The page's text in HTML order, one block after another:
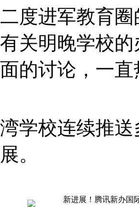
度进军教育
关明晚学校
的讨论，一
学校连续推
。